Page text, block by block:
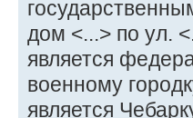
дом <...> по ул.
является
военному
является